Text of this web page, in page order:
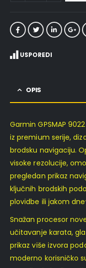
USPOREDI
OPIS
Garmin GPSMAP
iz premium serije,
brodsku navigaciju.
visoke rezolucije,
pregledan prikaz
ključnih brodskih
plovidbe ili jakom
Snažan procesor
učitavanje karata,
prikaz više izvora
moderno korisničko